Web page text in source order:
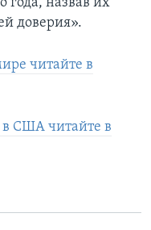
года, назвав их
доверия».
читайте в
США читайте в